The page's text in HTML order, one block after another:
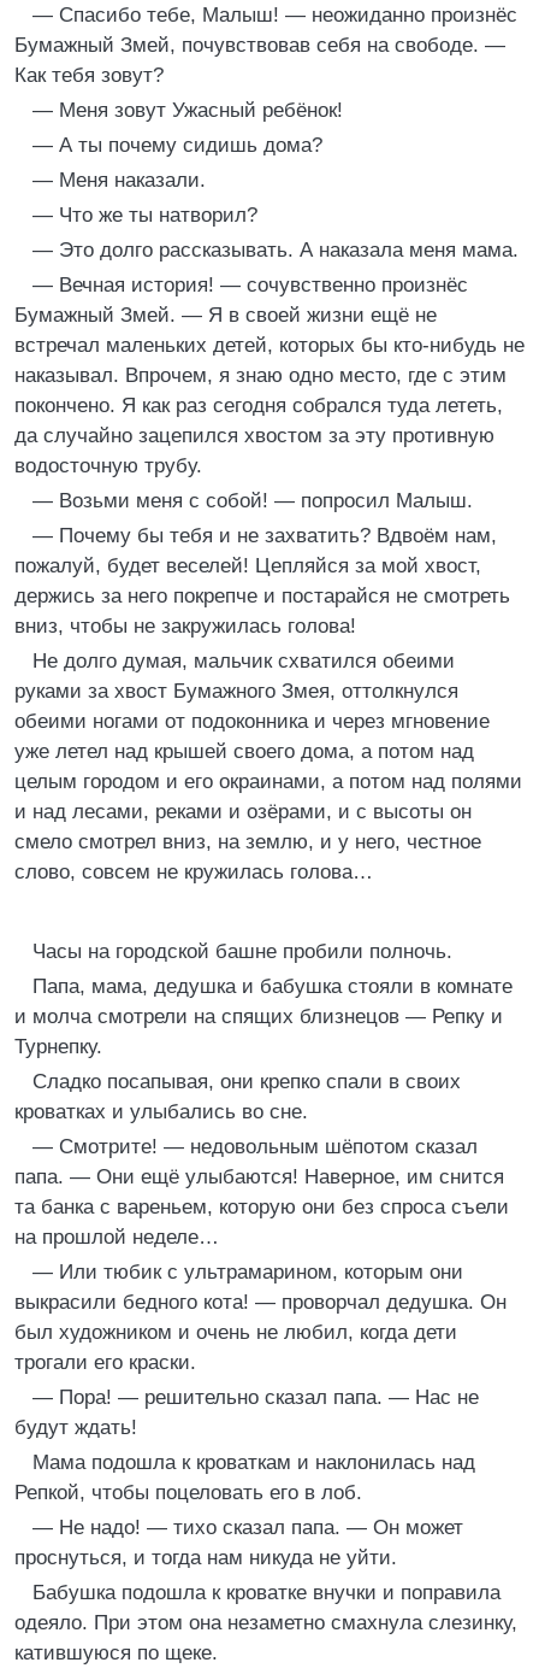
— Спасибо тебе, Малыш! — неожиданно произнёс
Бумажный Змей, почувствовав себя на свободе. —
Как тебя зовут?
— Меня зовут Ужасный ребёнок!
— А ты почему сидишь дома?
— Меня наказали.
— Что же ты натворил?
— Это долго рассказывать. А наказала меня мама.
— Вечная история! — сочувственно произнёс
Бумажный Змей. — Я в своей жизни ещё не
встречал маленьких детей, которых бы кто-нибудь не
наказывал. Впрочем, я знаю одно место, где с этим
покончено. Я как раз сегодня собрался туда лететь,
да случайно зацепился хвостом за эту противную
водосточную трубу.
— Возьми меня с собой! — попросил Малыш.
— Почему бы тебя и не захватить? Вдвоём нам,
пожалуй, будет веселей! Цепляйся за мой хвост,
держись за него покрепче и постарайся не смотреть
вниз, чтобы не закружилась голова!
Не долго думая, мальчик схватился обеими
руками за хвост Бумажного Змея, оттолкнулся
обеими ногами от подоконника и через мгновение
уже летел над крышей своего дома, а потом над
целым городом и его окраинами, а потом над полями
и над лесами, реками и озёрами, и с высоты он
смело смотрел вниз, на землю, и у него, честное
слово, совсем не кружилась голова…
Часы на городской башне пробили полночь.
Папа, мама, дедушка и бабушка стояли в комнате
и молча смотрели на спящих близнецов — Репку и
Турнепку.
Сладко посапывая, они крепко спали в своих
кроватках и улыбались во сне.
— Смотрите! — недовольным шёпотом сказал
папа. — Они ещё улыбаются! Наверное, им снится
та банка с вареньем, которую они без спроса съели
на прошлой неделе…
— Или тюбик с ультрамарином, которым они
выкрасили бедного кота! — проворчал дедушка. Он
был художником и очень не любил, когда дети
трогали его краски.
— Пора! — решительно сказал папа. — Нас не
будут ждать!
Мама подошла к кроваткам и наклонилась над
Репкой, чтобы поцеловать его в лоб.
— Не надо! — тихо сказал папа. — Он может
проснуться, и тогда нам никуда не уйти.
Бабушка подошла к кроватке внучки и поправила
одеяло. При этом она незаметно смахнула слезинку,
катившуюся по щеке.